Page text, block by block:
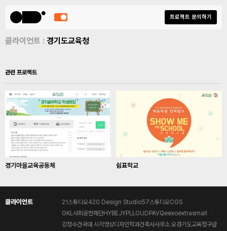
프로젝트 문의하기
클라이언트 : 경기도교육청
관련 프로젝트
경기마을교육공동체 쉼표학교
클라이언트 21스튜디오420 Design Studio57스튜디오CGS
GKL사회공헌재단HYBEJYPLLOUDPAVQeexoextrasmall
강정수건국대 시각영상디자인학과건축사사무소 오경기도교육청구글